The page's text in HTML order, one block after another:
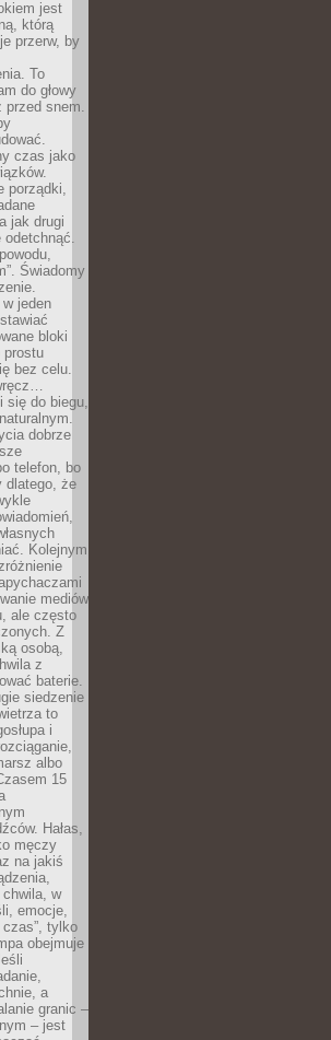
jest
którą
przerw, by
To
do głowy
przed snem.
czas jako
porządki,
jak drugi
odetchnąć.
Świadomy
jeden
bloki
prostu
bez celu.
się do biegu,
dobrze
telefon, bo
dlatego, że
Kolejnym
mediów
ale często
Z
osobą,
z
baterie.
siedzenie
to
i
albo
15
Hałas,
męczy
na jakiś
w
emocje,
tylko
obejmuje
a
granic –
– jest